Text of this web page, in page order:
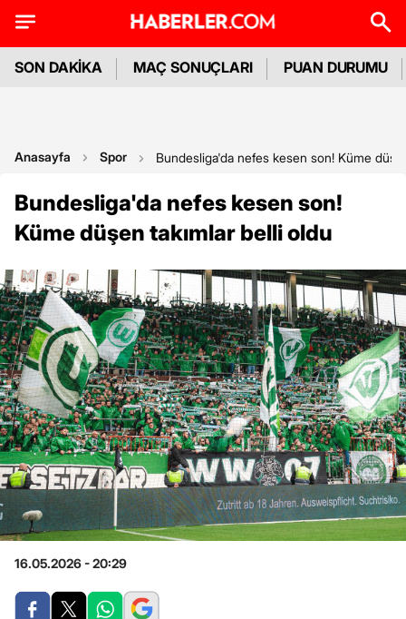
SON DAKİKA MAÇ SONUÇLARI PUAN DURUMU
Anasayfa Spor Bundesliga'da nefes kesen son! Küme
Bundesliga'da nefes kesen son!
Küme düşen takımlar belli oldu
16.05.2026 - 20:29